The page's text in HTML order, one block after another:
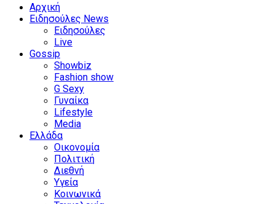
Αρχική
Ειδησούλες News
Ειδησούλες
Live
Gossip
Showbiz
Fashion show
G Sexy
Γυναίκα
Lifestyle
Media
Ελλάδα
Οικονομία
Πολιτική
Διεθνή
Υγεία
Κοινωνικά